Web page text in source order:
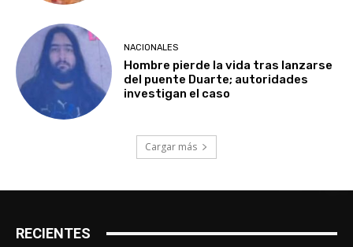
NACIONALES
Hombre pierde la vida tras lanzarse
del puente Duarte; autoridades
investigan el caso
Cargar más
RECIENTES